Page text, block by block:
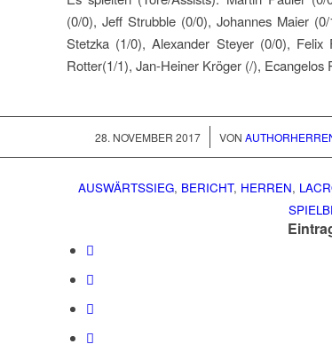
(0/0), Jeff Strubble (0/0), Johannes Maier
Stetzka (1/0), Alexander Steyer (0/0),
Rotter(1/1), Jan-Heiner Kröger (/), Ecangelos
28. NOVEMBER 2017
/ VON
AUSWÄRTSSIEG, BERICHT, HERREN,